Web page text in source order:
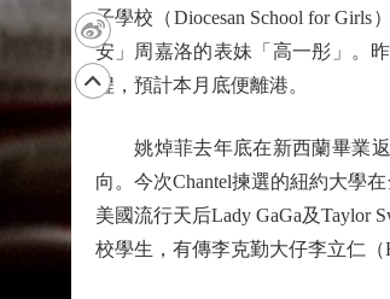
子學校（Diocesan School for
安」周嘉洛的表妹「高一彤」。
程，預計本月底便離港。
姚焯菲去年底在新西蘭畢業返
向。今次Chantel揀選的紐約大學
美國流行天后Lady GaGa及Taylor
校學生，有傳李克勤大仔李立仁（